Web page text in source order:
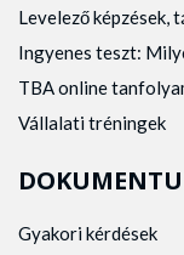
Levelező képzések,
Ingyenes teszt:
TBA online
Vállalati tréningek
Gyakori kérdések